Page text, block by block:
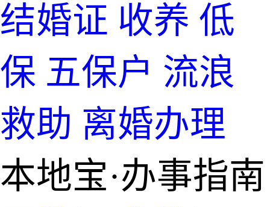
结婚证 收养 低
保 五保户 流浪
救助 离婚办理
本地宝·办事指南